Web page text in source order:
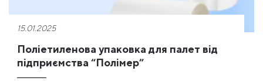
15.01.2025
Поліетиленова упаковка для палет від
підприємства “Полімер”